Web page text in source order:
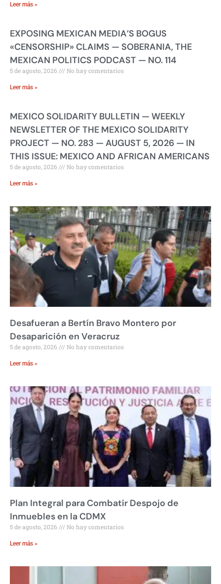
Leer más »
EXPOSING MEXICAN MEDIA’S BOGUS
«CENSORSHIP» CLAIMS — SOBERANIA, THE
MEXICAN POLITICS PODCAST — NO. 114
5 de agosto, 2026 No hay comentarios
Leer más »
MEXICO SOLIDARITY BULLETIN — WEEKLY
NEWSLETTER OF THE MEXICO SOLIDARITY
PROJECT — NO. 283 — AUGUST 5, 2026 — IN
THIS ISSUE: MEXICO AND AFRICAN AMERICANS
5 de agosto, 2026 No hay comentarios
Leer más »
Desafueran a Bertín Bravo Montero por
Desaparición en Veracruz
5 de agosto, 2026 No hay comentarios
Leer más »
Plan Integral para Combatir Despojo de
Inmuebles en la CDMX
5 de agosto, 2026 No hay comentarios
Leer más »